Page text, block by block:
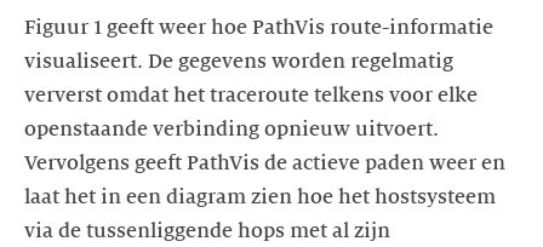
Figuur 1 geeft weer hoe PathVis route-informatie
visualiseert. De gegevens worden regelmatig
ververst omdat het traceroute telkens voor elke
openstaande verbinding opnieuw uitvoert.
Vervolgens geeft PathVis de actieve paden weer en
laat het in een diagram zien hoe het hostsysteem
via de tussenliggende hops met al zijn